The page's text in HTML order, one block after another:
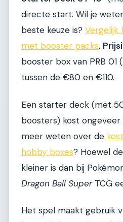
directe start. Wil je
beste keuze is? Vergelijk
met booster packs.
booster box van PRB 01
tussen de €80 en €110.
Een starter deck (met
boosters) kost
meer weten over de
hobby boxes? Hoewel
kleiner is dan bij
Dragon Ball SuperTCG
Het spel maakt gebruik